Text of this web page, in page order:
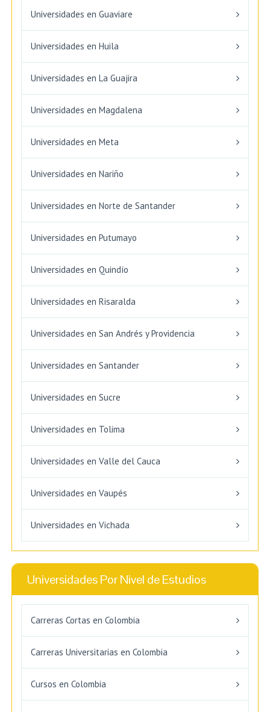
Universidades en Guaviare
Universidades en Huila
Universidades en La Guajira
Universidades en Magdalena
Universidades en Meta
Universidades en Nariño
Universidades en Norte de Santander
Universidades en Putumayo
Universidades en Quindío
Universidades en Risaralda
Universidades en San Andrés y Providencia
Universidades en Santander
Universidades en Sucre
Universidades en Tolima
Universidades en Valle del Cauca
Universidades en Vaupés
Universidades en Vichada
Universidades Por Nivel de Estudios
Carreras Cortas en Colombia
Carreras Universitarias en Colombia
Cursos en Colombia